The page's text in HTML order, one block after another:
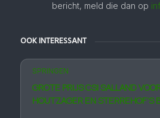
bericht, meld die dan op
OOK INTERESSANT
SPRINGEN
GROTE PRIJS CSI SALLAND
HOUTZAGER EN STERREHOF’S